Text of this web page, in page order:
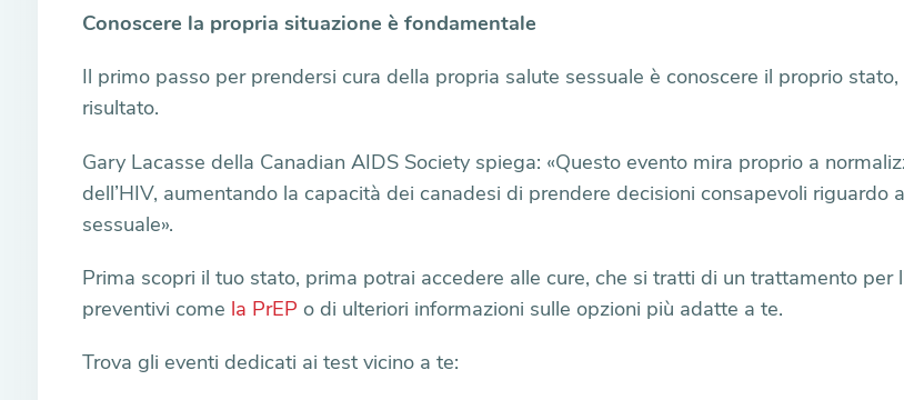
Conoscere la propria situazione è fondamentale
Il primo passo per prendersi cura della propria salute sessuale è conoscere il proprio
risultato.
Gary Lacasse della Canadian AIDS Society spiega: «Questo evento mira proprio a
dell’HIV, aumentando la capacità dei canadesi di prendere decisioni consapevoli riguardo
sessuale».
Prima scopri il tuo stato, prima potrai accedere alle cure, che si tratti di un trattamento per
preventivi come la PrEP o di ulteriori informazioni sulle opzioni più adatte a te.
Trova gli eventi dedicati ai test vicino a te: